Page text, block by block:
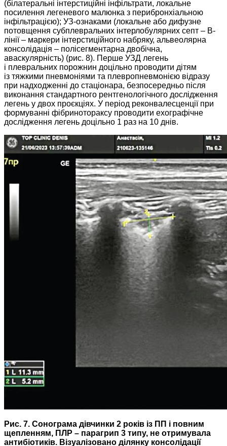
(білатеральні інтерстиційні інфільтрати, локальне
посилення легеневого малюнка з перибронхіальною
інфільтрацією); УЗ-­ознаками (локальне або дифузне
потовщення субплевральних інтерлобулярних септ – ​В-
лінії – ​маркери інтерстиційного набряку, альвеолярна
консолідація – ​полісегментарна двобічна,
аваскулярність) (рис. 8). Перше УЗД легень
і плевральних порожнин доцільно проводити дітям
із тяжкими пневмоніями та плевропнев­монією відразу
при надходженні до стаціонара, безпосередньо після
виконання стандартного рентгенологічного дослідження
легень у двох проєкціях. У період реконвалесценції при
формуванні фібринотораксу проводити ехографічне
дослідження легень доцільно 1 раз на 10 днів.
Рис. 7. Сонограма дівчинки 2 років із ПП і повним
щепленням, ПЛР – ​парагрип 3 типу, не отримувала
антибіотиків. Візуалізовано ділянку консолідації